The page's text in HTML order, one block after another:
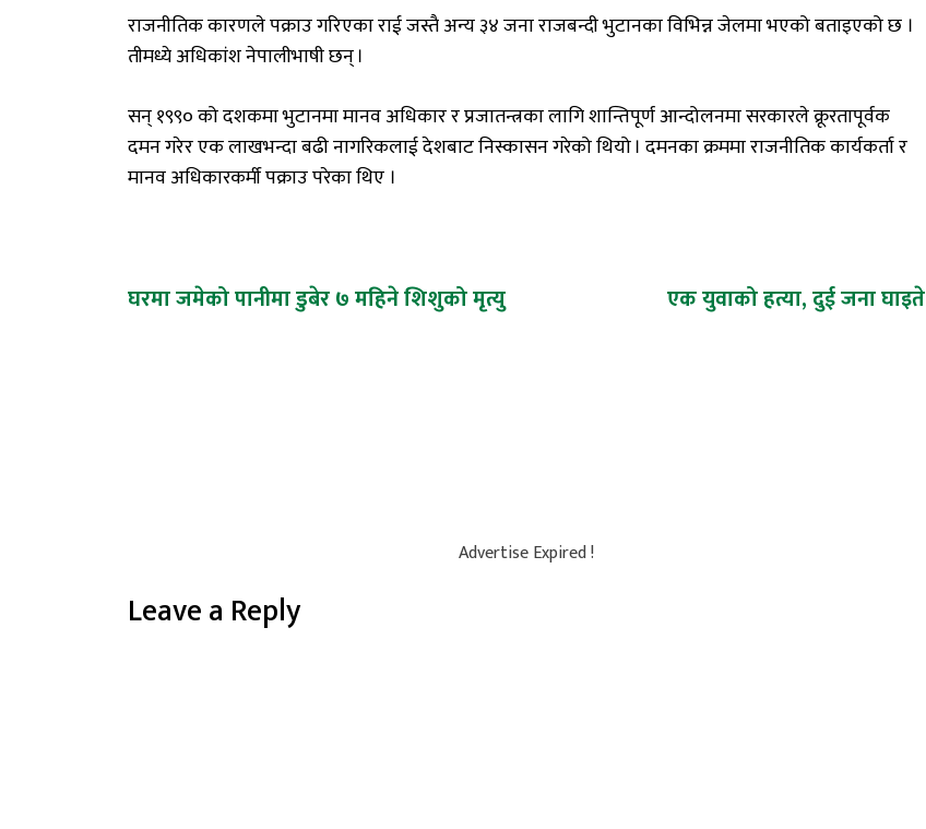
राजनीतिक कारणले पक्राउ गरिएका राई जस्तै अन्य ३४ जना राजबन्दी भुटानका विभिन्न जेलमा भएको बताइएको छ ।
तीमध्ये अधिकांश नेपालीभाषी छन् ।
सन् १९९० को दशकमा भुटानमा मानव अधिकार र प्रजातन्त्रका लागि शान्तिपूर्ण आन्दोलनमा सरकारले क्रूरतापूर्वक
दमन गरेर एक लाखभन्दा बढी नागरिकलाई देशबाट निस्कासन गरेको थियो । दमनका क्रममा राजनीतिक कार्यकर्ता र
मानव अधिकारकर्मी पक्राउ परेका थिए ।
Post
घरमा जमेको पानीमा डुबेर ७ महिने शिशुको मृत्यु एक युवाको हत्या, दुई जना घाइते
Advertise Expired !
Leave a Reply